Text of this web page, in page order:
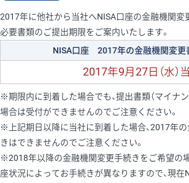
2017年に他社から当社へNISA口座の金融機関変
必要書類のご提出期限をご案内いたします。
NISA口座 2017年の金融機関変更
2017年9月27日（水）
※期限内に到着した場合でも、提出書類（マイナ
場合は受付ができませんのでご注意ください。
※上記期日以降に当社に到着した場合、2017年
きはできませんのでご注意ください。
※2018年以降の金融機関変更手続きをご希望の
座状況によってお手続きが異なりますので、現在